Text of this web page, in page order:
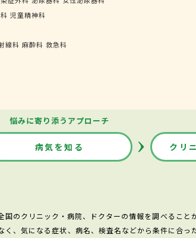
児童精神科
線科 麻酔科 救急科
悩みに寄り添うアプローチ
病気を知る クリ
のクリニック・病院、ドクターの情報を調べること
、気になる症状、病名、検査名などから条件に合っ